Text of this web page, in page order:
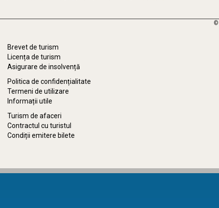
©
Brevet de turism
Licența de turism
Asigurare de insolvență
Politica de confidențialitate
Termeni de utilizare
Informații utile
Turism de afaceri
Contractul cu turistul
Condiții emitere bilete